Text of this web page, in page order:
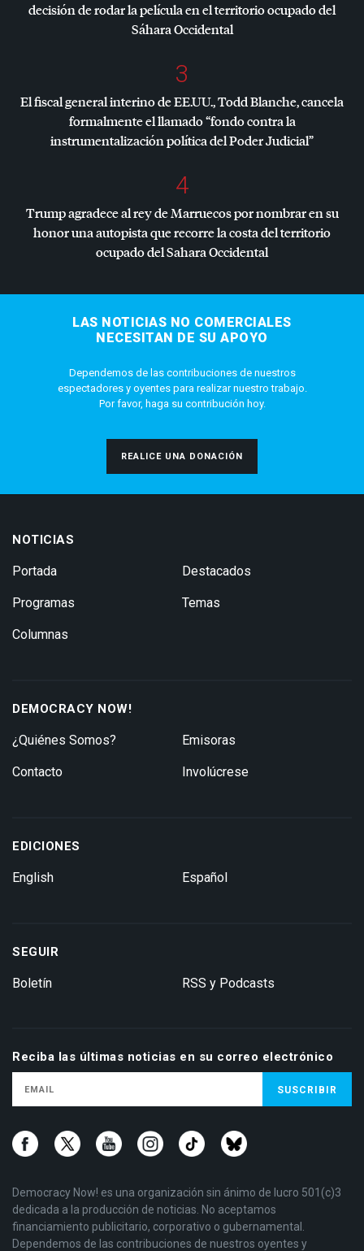
decisión de rodar la película en el territorio ocupado del
Sáhara Occidental
3
El fiscal general interino de EE.UU., Todd Blanche, cancela
formalmente el llamado “fondo contra la
instrumentalización política del Poder Judicial”
4
Trump agradece al rey de Marruecos por nombrar en su
honor una autopista que recorre la costa del territorio
ocupado del Sahara Occidental
LAS NOTICIAS NO COMERCIALES
NECESITAN DE SU APOYO
Dependemos de las contribuciones de nuestros
espectadores y oyentes para realizar nuestro trabajo.
Por favor, haga su contribución hoy.
REALICE UNA DONACIÓN
NOTICIAS
Portada
Programas
Columnas
Destacados
Temas
DEMOCRACY NOW!
¿Quiénes Somos?
Contacto
Emisoras
Involúcrese
EDICIONES
English Español
SEGUIR
Boletín RSS y Podcasts
Reciba las últimas noticias en su correo electrónico
Democracy Now! es una organización sin ánimo de lucro 501(c)3
dedicada a la producción de noticias. No aceptamos
financiamiento publicitario, corporativo o gubernamental.
Dependemos de las contribuciones de nuestros oyentes y